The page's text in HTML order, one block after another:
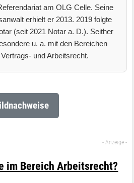
am OLG Celle. Seine
erhielt er 2013. 2019 folgte
(seit 2021 Notar a. D.). Seither
u. a. mit den Bereichen
und Arbeitsrecht.
im Bereich Arbeitsrecht?